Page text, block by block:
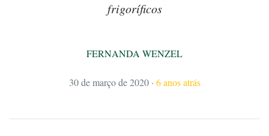
frigoríficos
FERNANDA WENZEL
30 de março de 2020 · 6 anos atrás